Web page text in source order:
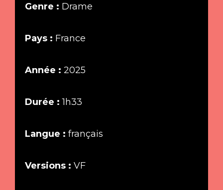
Genre : Drame
Pays : France
Année : 2025
Durée :1h33
Langue : français
Versions : VF